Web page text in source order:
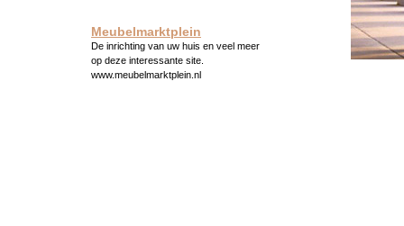
Meubelmarktplein
De inrichting van uw huis en veel meer
op deze interessante site.
www.meubelmarktplein.nl